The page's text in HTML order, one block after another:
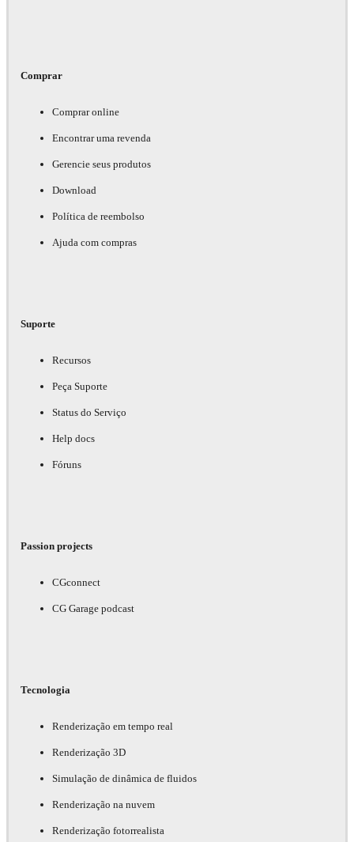
Comprar
Comprar online
Encontrar uma revenda
Gerencie seus produtos
Download
Política de reembolso
Ajuda com compras
Suporte
Recursos
Peça Suporte
Status do Serviço
Help docs
Fóruns
Passion projects
CGconnect
CG Garage podcast
Tecnologia
Renderização em tempo real
Renderização 3D
Simulação de dinâmica de fluidos
Renderização na nuvem
Renderização fotorrealista